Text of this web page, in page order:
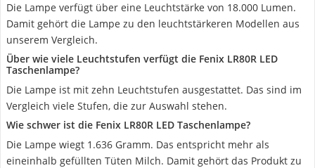
Die Lampe verfügt über eine Leuchtstärke von 18.000 Lumen.
Damit gehört die Lampe zu den leuchtstärkeren Modellen aus
unserem Vergleich.
Über wie viele Leuchtstufen verfügt die Fenix LR80R LED
Taschenlampe?
Die Lampe ist mit zehn Leuchtstufen ausgestattet. Das sind im
Vergleich viele Stufen, die zur Auswahl stehen.
Wie schwer ist die Fenix LR80R LED Taschenlampe?
Die Lampe wiegt 1.636 Gramm. Das entspricht mehr als
eineinhalb gefüllten Tüten Milch. Damit gehört das Produkt zu